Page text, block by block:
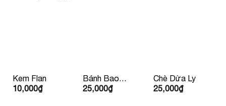
Kem Flan
10,000₫
Bánh Bao
Nhân Thịt Xá
25,000₫
Chè Dừa Ly
25,000₫